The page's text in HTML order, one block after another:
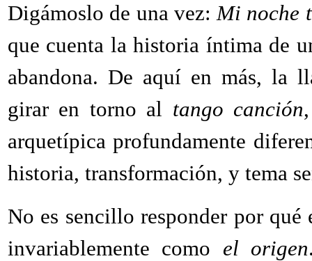
Digámoslo de una vez:Mi noche
que cuenta la historia íntima de
abandona. De aquí en más, la
girar en torno al tango canción
arquetípica profundamente
historia, transformación, y tema
No es sencillo responder por qué
invariablemente como el origen